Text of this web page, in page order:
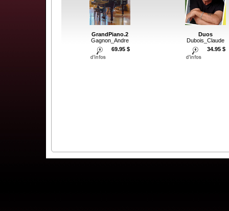
GrandPiano.2
Gagnon_Andre
69.95 $
Duos
Dubois_Claude
34.95 $